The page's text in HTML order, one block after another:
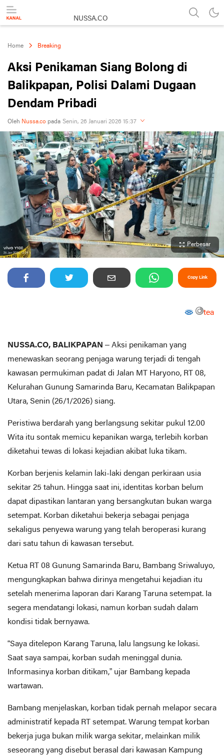
NUSSA.CO
Home Breaking
Aksi Penikaman Siang Bolong di
Balikpapan, Polisi Dalami Dugaan
Dendam Pribadi
Oleh Nussa.co pada Senin, 26 Januari 2026 15:37
Perbesar
Copy Link
tea
NUSSA.CO, BALIKPAPAN – Aksi penikaman yang
menewaskan seorang penjaga warung terjadi di tengah
kawasan permukiman padat di Jalan MT Haryono, RT 08,
Kelurahan Gunung Samarinda Baru, Kecamatan Balikpapan
Utara, Senin (26/1/2026) siang.
Peristiwa berdarah yang berlangsung sekitar pukul 12.00
Wita itu sontak memicu kepanikan warga, terlebih korban
diketahui tewas di lokasi kejadian akibat luka tikam.
Korban berjenis kelamin laki-laki dengan perkiraan usia
sekitar 25 tahun. Hingga saat ini, identitas korban belum
dapat dipastikan lantaran yang bersangkutan bukan warga
setempat. Korban diketahui bekerja sebagai penjaga
sekaligus penyewa warung yang telah beroperasi kurang
dari satu tahun di kawasan tersebut.
Ketua RT 08 Gunung Samarinda Baru, Bambang Sriwaluyo,
mengungkapkan bahwa dirinya mengetahui kejadian itu
setelah menerima laporan dari Karang Taruna setempat. Ia
segera mendatangi lokasi, namun korban sudah dalam
kondisi tidak bernyawa.
“Saya ditelepon Karang Taruna, lalu langsung ke lokasi.
Saat saya sampai, korban sudah meninggal dunia.
Informasinya korban ditikam,” ujar Bambang kepada
wartawan.
Bambang menjelaskan, korban tidak pernah melapor secara
administratif kepada RT setempat. Warung tempat korban
bekerja juga bukan milik warga sekitar, melainkan milik
seseorang yang disebut berasal dari kawasan Kampung